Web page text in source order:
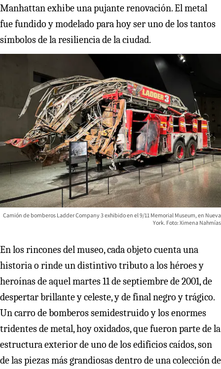
Manhattan exhibe una pujante renovación. El metal
fue fundido y modelado para hoy ser uno de los tantos
símbolos de la resiliencia de la ciudad.
Camión de bomberos Ladder Company 3 exhibido en el 9/11 Memorial Museum, en Nueva
York. Foto: Ximena Nahmías
En los rincones del museo, cada objeto cuenta una
historia o rinde un distintivo tributo a los héroes y
heroínas de aquel martes 11 de septiembre de 2001, de
despertar brillante y celeste, y de final negro y trágico.
Un carro de bomberos semidestruido y los enormes
tridentes de metal, hoy oxidados, que fueron parte de la
estructura exterior de uno de los edificios caídos, son
de las piezas más grandiosas dentro de una colección de